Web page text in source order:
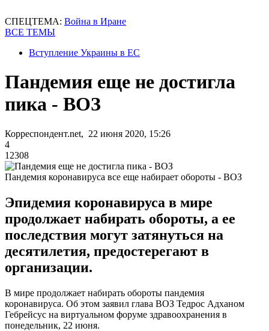
СПЕЦТЕМА: Война в Иране
ВСЕ ТЕМЫ
Вступление Украины в ЕС
Пандемия еще не достигла
пика - ВОЗ
Корреспондент.net, 22 июня 2020, 15:26
4
12308
Пандемия коронавируса все еще набирает обороты - ВОЗ
Эпидемия коронавируса в мире
продолжает набирать обороты, а ее
последствия могут затянуться на
десятилетия, предостерегают в
организации.
В мире продолжает набирать обороты пандемия
коронавируса. Об этом заявил глава ВОЗ Тедрос Адханом
Гебрейсус на виртуальном форуме здравоохранения в
понедельник, 22 июня.